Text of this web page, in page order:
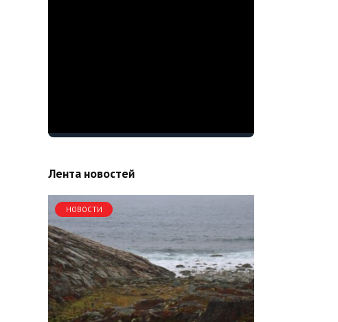
Лента новостей
НОВОСТИ